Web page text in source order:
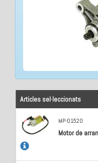
Articles sel·leccionats
MP-01520
Motor de